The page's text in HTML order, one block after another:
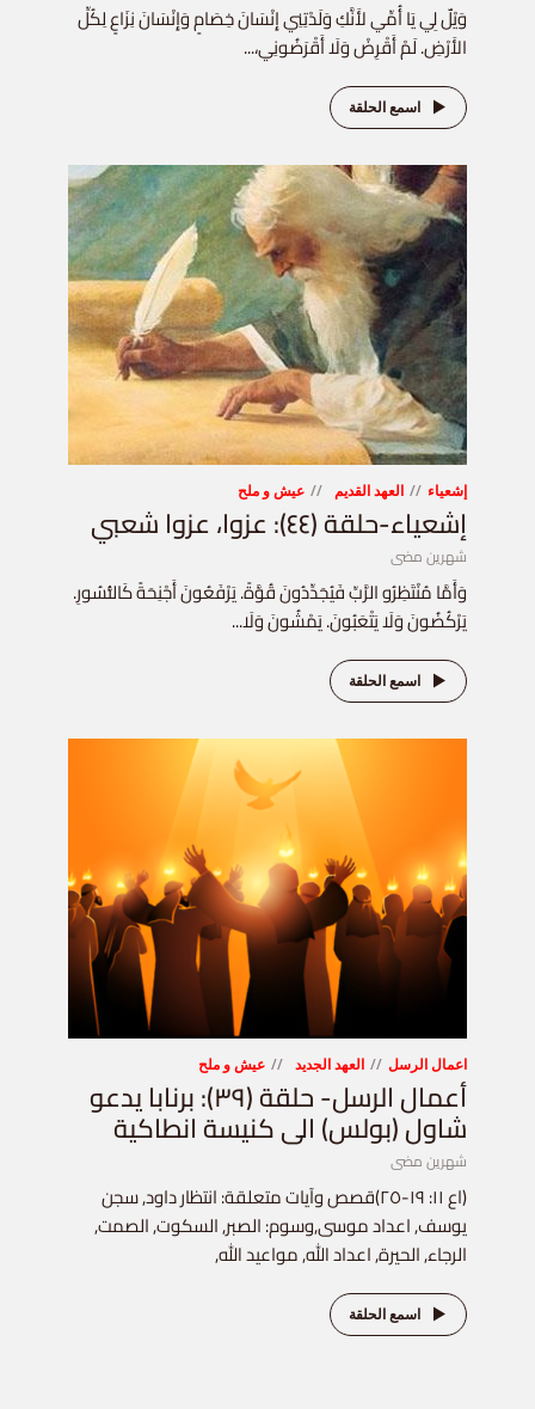
وَيْلٌ لِي يَا أُمِّي لأَنَّكِ وَلَدْتِنِي إِنْسَانَ خِصَامٍ وَإِنْسَانَ نِزَاعٍ لِكُلِّ
الأَرْضِ. لَمْ أَقْرِضْ وَلَا أَقْرَضُونِي،...
اسمع الحلقة
إشعياء العهد القديم عيش و ملح
إشعياء-حلقة (٤٤): عزوا، عزوا شعبي
شهرين مضى
وَأَمَّا مُنْتَظِرُو الرَّبِّ فَيُجَدِّدُونَ قُوَّةً. يَرْفَعُونَ أَجْنِحَةً كَالنُّسُورِ.
يَرْكُضُونَ وَلَا يَتْعَبُونَ. يَمْشُونَ وَلَا...
اسمع الحلقة
اعمال الرسل العهد الجديد عيش و ملح
أعمال الرسل- حلقة (٣٩): برنابا يدعو
شاول (بولس) الى كنيسة انطاكية
شهرين مضى
(اع ١١: ١٩-٢٥)قصص وآيات متعلقة: انتظار داود, سجن
يوسف, اعداد موسى,وسوم: الصبر, السكوت, الصمت,
الرجاء, الحيرة, اعداد الله, مواعيد الله,
اسمع الحلقة